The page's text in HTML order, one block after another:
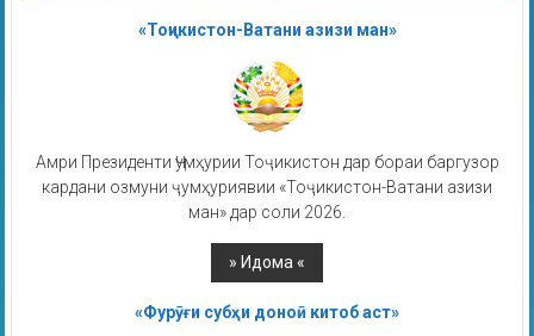
«Тоҷикистон-Ватани азизи ман»
Амри Президенти Ҷумҳурии Тоҷикистон дар бораи баргузор
кардани озмуни ҷумҳуриявии «Тоҷикистон-Ватани азизи
ман» дар соли 2026.
«Фурӯғи субҳи доноӣ китоб аст»